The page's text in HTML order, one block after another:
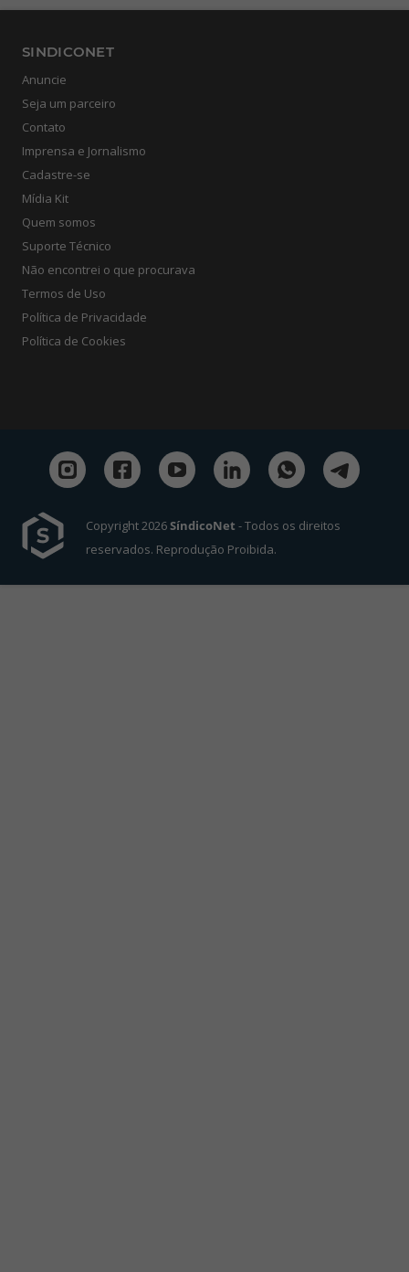
SINDICONET
Anuncie
Seja um parceiro
Contato
Imprensa e Jornalismo
Cadastre-se
Mídia Kit
Quem somos
Suporte Técnico
Não encontrei o que procurava
Termos de Uso
Política de Privacidade
Política de Cookies
Copyright 2026SíndicoNet - Todos os direitos
reservados. Reprodução Proibida.